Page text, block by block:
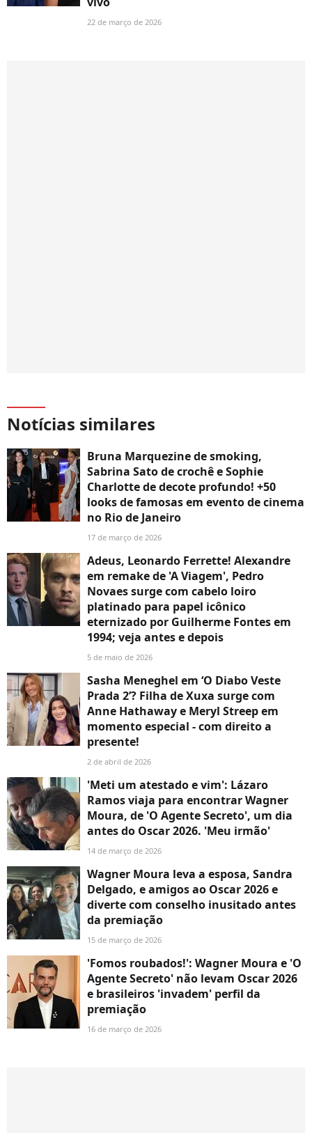
22 de março de 2026
Notícias similares
Bruna Marquezine de smoking,
Sabrina Sato de crochê e Sophie
Charlotte de decote profundo! +50
looks de famosas em evento de cinema
no Rio de Janeiro
17 de março de 2026
Adeus, Leonardo Ferrette! Alexandre
em remake de 'A Viagem', Pedro
Novaes surge com cabelo loiro
platinado para papel icônico
eternizado por Guilherme Fontes em
1994; veja antes e depois
5 de maio de 2026
Sasha Meneghel em ‘O Diabo Veste
Prada 2’? Filha de Xuxa surge com
Anne Hathaway e Meryl Streep em
momento especial - com direito a
presente!
2 de abril de 2026
'Meti um atestado e vim': Lázaro
Ramos viaja para encontrar Wagner
Moura, de 'O Agente Secreto', um dia
antes do Oscar 2026. 'Meu irmão'
14 de março de 2026
Wagner Moura leva a esposa, Sandra
Delgado, e amigos ao Oscar 2026 e
diverte com conselho inusitado antes
da premiação
15 de março de 2026
'Fomos roubados!': Wagner Moura e 'O
Agente Secreto' não levam Oscar 2026
e brasileiros 'invadem' perfil da
premiação
16 de março de 2026